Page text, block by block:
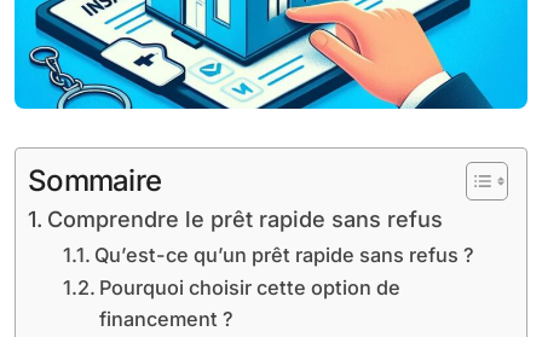
Sommaire
Comprendre le prêt rapide sans refus
Qu’est-ce qu’un prêt rapide sans refus ?
Pourquoi choisir cette option de
financement ?